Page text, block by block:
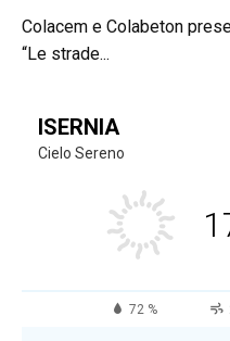
Colacem e Colabeton
“Le strade...
ISERNIA
Cielo Sereno
72 %